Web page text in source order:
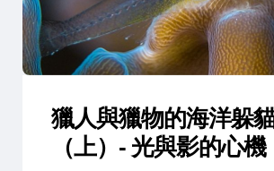
獵人與獵物的海洋躲
（上）- 光與影的心機